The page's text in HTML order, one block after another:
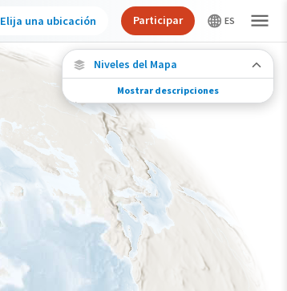
Niveles del Mapa
Conexiones de especies
Elija cualquier ubicación en el mapa para ver
dónde más se han vuelto a encontrar aves
marcadas de esta especie.
Ubicaciones con disponibilidad datos
Ubicaciones conectadas
Gama de especies por estación
Gama de verano
Rango de invierno
Mostrar descripciones
Elija una ubicación Participar